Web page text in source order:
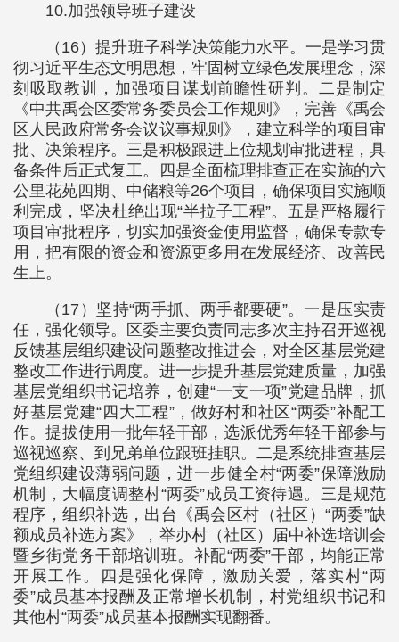
10.加强领导班子建设
（16）提升班子科学决策能力水平。一是学习贯
彻习近平生态文明思想，牢固树立绿色发展理念，深
刻吸取教训，加强项目谋划前瞻性研判。二是制定
《中共禹会区委常务委员会工作规则》，完善《禹会
区人民政府常务会议议事规则》，建立科学的项目审
批、决策程序。三是积极跟进上位规划审批进程，具
备条件后正式复工。四是全面梳理排查正在实施的六
公里花苑四期、中储粮等26个项目，确保项目实施顺
利完成，坚决杜绝出现“半拉子工程”。五是严格履行
项目审批程序，切实加强资金使用监督，确保专款专
用，把有限的资金和资源更多用在发展经济、改善民
生上。
（17）坚持“两手抓、两手都要硬”。一是压实责
任，强化领导。区委主要负责同志多次主持召开巡视
反馈基层组织建设问题整改推进会，对全区基层党建
整改工作进行调度。进一步提升基层党建质量，加强
基层党组织书记培养，创建“一支一项”党建品牌，抓
好基层党建“四大工程”，做好村和社区“两委”补配工
作。提拔使用一批年轻干部，选派优秀年轻干部参与
巡视巡察、到兄弟单位跟班挂职。二是系统排查基层
党组织建设薄弱问题，进一步健全村“两委”保障激励
机制，大幅度调整村“两委”成员工资待遇。三是规范
程序，组织补选，出台《禹会区村（社区）“两委”缺
额成员补选方案》，举办村（社区）届中补选培训会
暨乡街党务干部培训班。补配“两委”干部，均能正常
开展工作。四是强化保障，激励关爱，落实村“两
委”成员基本报酬及正常增长机制，村党组织书记和
其他村“两委”成员基本报酬实现翻番。